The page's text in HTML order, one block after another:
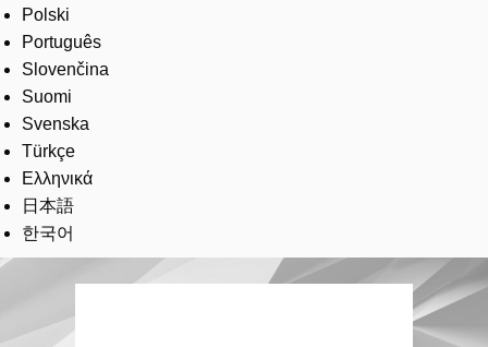
Polski
Português
Slovenčina
Suomi
Svenska
Türkçe
Ελληνικά
日本語
한국어